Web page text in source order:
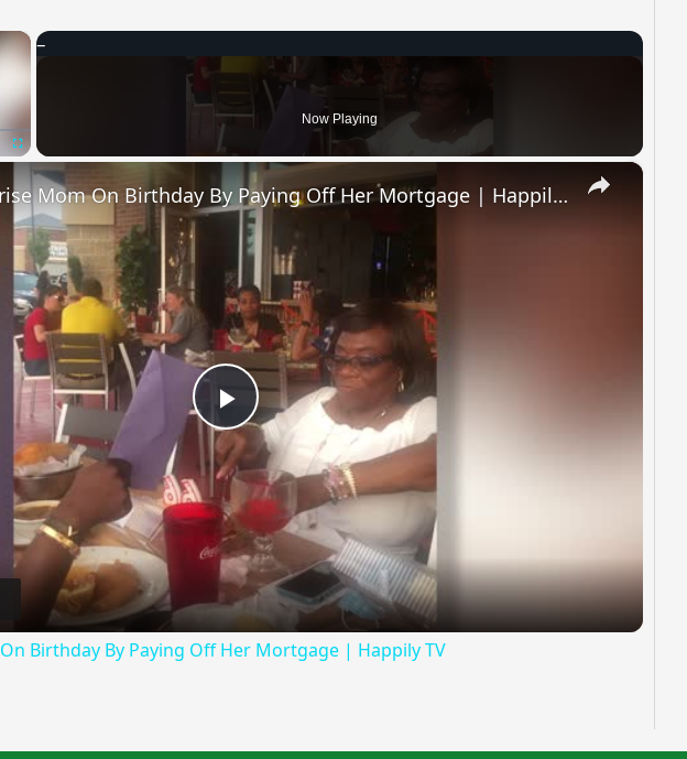
×
Now Playing
×
Play
Video
Siblings Surprise Mom On Birthday By Paying Off Her Mortgage | Happily TV
Birthday By Paying Off Her Mortgage | Happily TV